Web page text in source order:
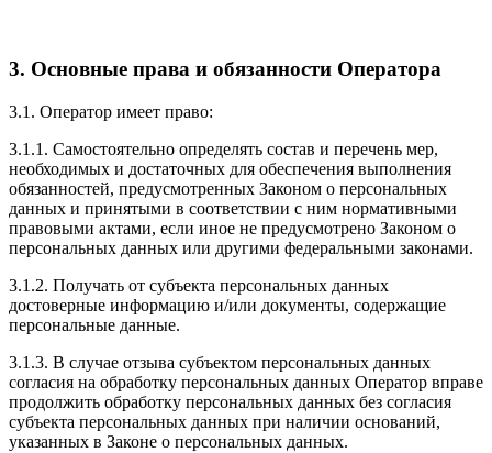
3. Основные права и обязанности Оператора
3.1. Оператор имеет право:
3.1.1. Самостоятельно определять состав и перечень мер,
необходимых и достаточных для обеспечения выполнения
обязанностей, предусмотренных Законом о персональных
данных и принятыми в соответствии с ним нормативными
правовыми актами, если иное не предусмотрено Законом о
персональных данных или другими федеральными законами.
3.1.2. Получать от субъекта персональных данных
достоверные информацию и/или документы, содержащие
персональные данные.
3.1.3. В случае отзыва субъектом персональных данных
согласия на обработку персональных данных Оператор вправе
продолжить обработку персональных данных без согласия
субъекта персональных данных при наличии оснований,
указанных в Законе о персональных данных.